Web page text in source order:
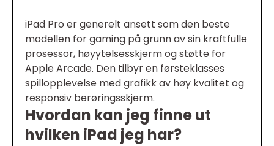
iPad Pro er generelt ansett som den beste
modellen for gaming på grunn av sin kraftfulle
prosessor, høyytelsesskjerm og støtte for
Apple Arcade. Den tilbyr en førsteklasses
spillopplevelse med grafikk av høy kvalitet og
responsiv berøringsskjerm.
Hvordan kan jeg finne ut
hvilken iPad jeg har?